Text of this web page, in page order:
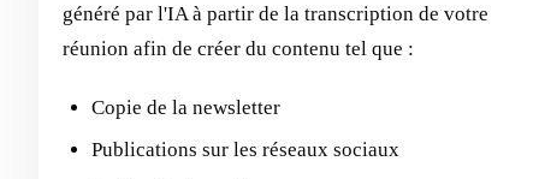
généré par l'IA à partir de la transcription de votre
réunion afin de créer du contenu tel que :
Copie de la newsletter
Publications sur les réseaux sociaux